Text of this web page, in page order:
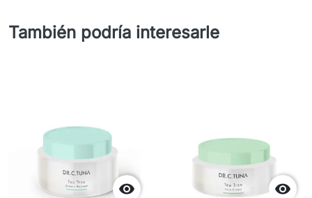
También podría interesarle
 